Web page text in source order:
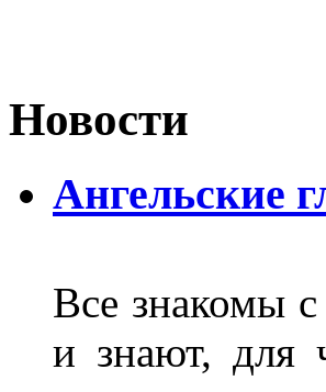
Новости
Ангельские
Все знакомы
и знают, для